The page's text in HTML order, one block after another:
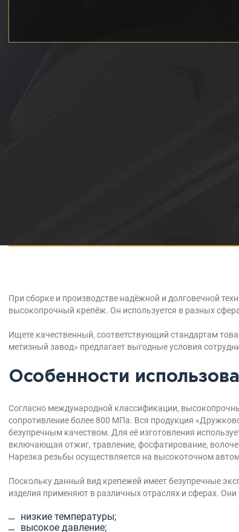
При сборке и производстве надёжной и долговечной
высокопрочный крепёж. Он используется в разных
Ищете качественный, соответствующий стандартам
метизный завод» предлагает выгодные условия
Особенности
Согласно международной классификации,
сопротивление более 800 МПа. Вся продукция
безупречным качеством. Для её изготовления
включающая отжиг, травление, фосфатирование,
Нарезка резьбы осуществляется на высокоточном
Поскольку данный вид крепежей имеет безупречные
изделия применяют в различных отраслях и сферах.
низкие температуры;
высокое давление;